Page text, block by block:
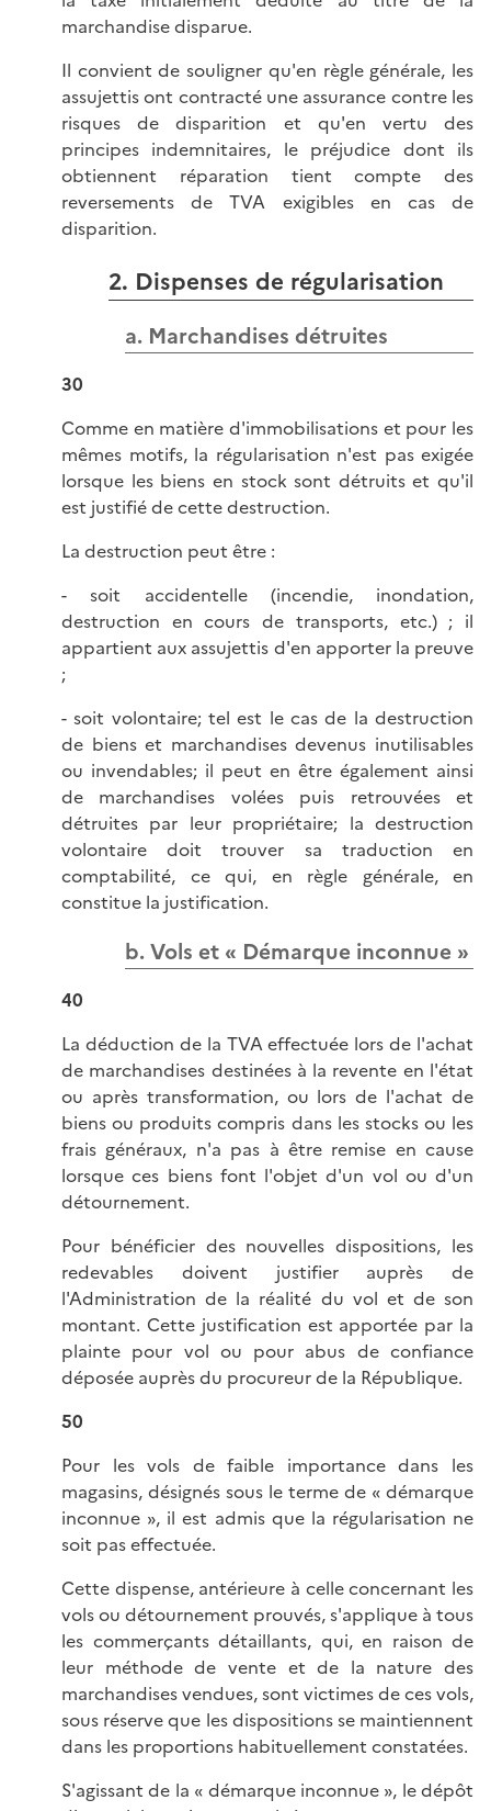
marchandise disparue.
Il convient de souligner qu'en règle générale, les
assujettis ont contracté une assurance contre les
risques de disparition et qu'en vertu des
principes indemnitaires, le préjudice dont ils
obtiennent réparation tient compte des
reversements de TVA exigibles en cas de
disparition.
2. Dispenses de régularisation
a. Marchandises détruites
30
Comme en matière d'immobilisations et pour les
mêmes motifs, la régularisation n'est pas exigée
lorsque les biens en stock sont détruits et qu'il
est justifié de cette destruction.
La destruction peut être :
- soit accidentelle (incendie, inondation,
destruction en cours de transports, etc.) ; il
appartient aux assujettis d'en apporter la preuve
;
- soit volontaire; tel est le cas de la destruction
de biens et marchandises devenus inutilisables
ou invendables; il peut en être également ainsi
de marchandises volées puis retrouvées et
détruites par leur propriétaire; la destruction
volontaire doit trouver sa traduction en
comptabilité, ce qui, en règle générale, en
constitue la justification.
b. Vols et « Démarque inconnue »
40
La déduction de la TVA effectuée lors de l'achat
de marchandises destinées à la revente en l'état
ou après transformation, ou lors de l'achat de
biens ou produits compris dans les stocks ou les
frais généraux, n'a pas à être remise en cause
lorsque ces biens font l'objet d'un vol ou d'un
détournement.
Pour bénéficier des nouvelles dispositions, les
redevables doivent justifier auprès de
l'Administration de la réalité du vol et de son
montant. Cette justification est apportée par la
plainte pour vol ou pour abus de confiance
déposée auprès du procureur de la République.
50
Pour les vols de faible importance dans les
magasins, désignés sous le terme de « démarque
inconnue », il est admis que la régularisation ne
soit pas effectuée.
Cette dispense, antérieure à celle concernant les
vols ou détournement prouvés, s'applique à tous
les commerçants détaillants, qui, en raison de
leur méthode de vente et de la nature des
marchandises vendues, sont victimes de ces vols,
sous réserve que les dispositions se maintiennent
dans les proportions habituellement constatées.
S'agissant de la « démarque inconnue », le dépôt